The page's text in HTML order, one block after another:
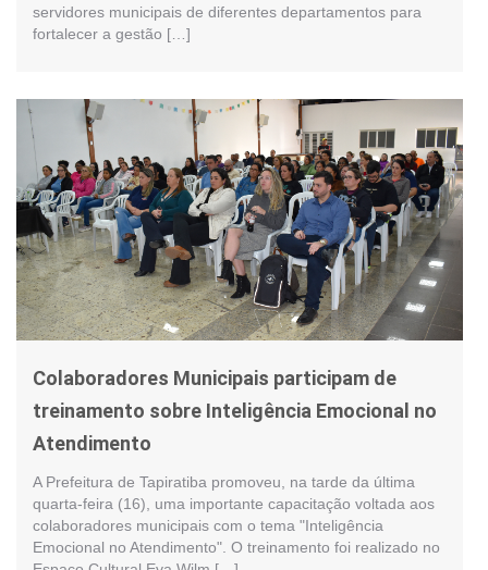
servidores municipais de diferentes departamentos para
fortalecer a gestão […]
Colaboradores Municipais participam de
treinamento sobre Inteligência Emocional no
Atendimento
A Prefeitura de Tapiratiba promoveu, na tarde da última
quarta-feira (16), uma importante capacitação voltada aos
colaboradores municipais com o tema "Inteligência
Emocional no Atendimento". O treinamento foi realizado no